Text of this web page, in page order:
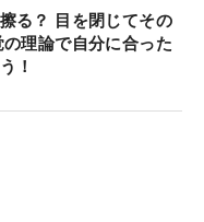
る？ 目を閉じてその
理論で自分に合った
！